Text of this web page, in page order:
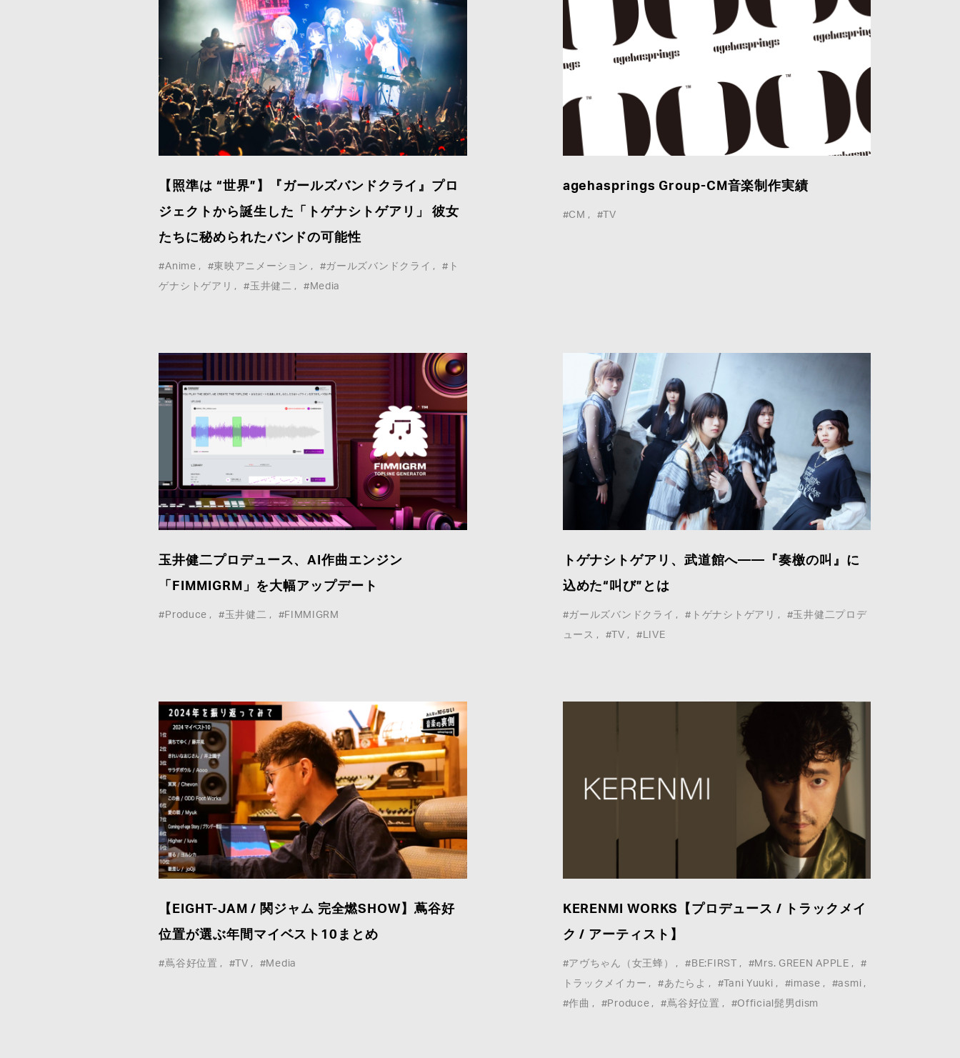
【照準は “世界”】『ガールズバンドクライ』プロ
ジェクトから誕生した「トゲナシトゲアリ」 彼女
たちに秘められたバンドの可能性
#Anime #東映アニメーション #ガールズバンドクライ
#ト
ゲナシトゲアリ
#玉井健二 #Media
agehasprings Group-CM音楽制作実績
#CM #TV
玉井健二プロデュース、AI作曲エンジン
「FIMMIGRM」を大幅アップデート
#Produce #玉井健二 #FIMMIGRM
トゲナシトゲアリ、武道館へ——『奏檄の叫』に
込めた“叫び”とは
#ガールズバンドクライ #トゲナシトゲアリ
#玉井健二プロデ
ュース
#TV #LIVE
【EIGHT-JAM / 関ジャム 完全燃SHOW】蔦谷好
位置が選ぶ年間マイベスト10まとめ
#蔦谷好位置 #TV #Media
KERENMI WORKS【プロデュース / トラックメイ
ク / アーティスト】
#アヴちゃん（女王蜂） #BE:FIRST #Mrs. GREEN APPLE
#
トラックメイカー
#あたらよ #Tani Yuuki #imase
#asmi
#作曲
#Produce #蔦谷好位置 #Official髭男dism
agehaspringsグループ全社および全クリエイタ
ー、アーティストに関するお問い合わせ、メディ
ア取材等こちらのお問い合わせフォームよりお願
NAME * :
This site is protected by reCAPTCHA and the Google
COMPANY
©agehasprings Holdings